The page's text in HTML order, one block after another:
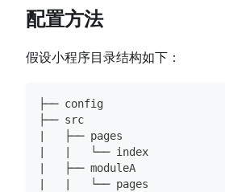
配置方法
假设小程序目录结构如下：
├── config
├── src
|   ├── pages
|   |   └── index
|   ├── moduleA
|   |   └── pages